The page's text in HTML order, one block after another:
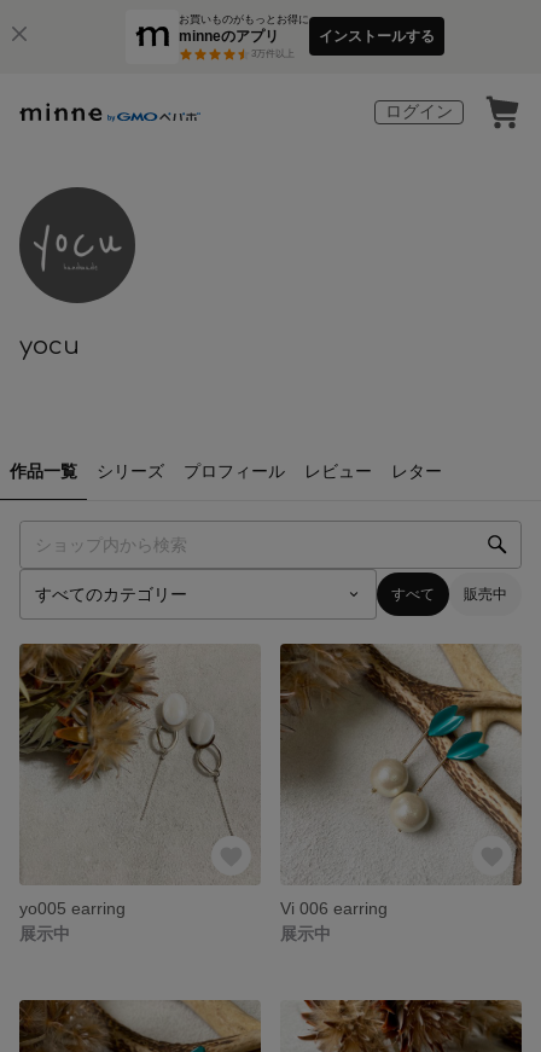
お買いものがもっとお得に
minneのアプリ
3万件以上
インストールする
ログイン
yocu
作品一覧 シリーズ プロフィール レビュー レター
すべて 販売中
yo005 earring
展示中
Vi 006 earring
展示中